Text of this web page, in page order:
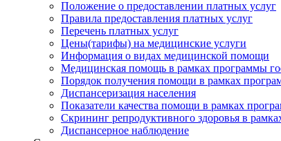
Положение о предоставлении платных услуг
Правила предоставления платных услуг
Перечень платных услуг
Цены(тарифы) на медицинские услуги
Информация о видах медицинской помощи
Медицинская помощь в рамках программы
Порядок получения помощи в рамках
Диспансеризация населения
Показатели качества помощи в рамках
Скрининг репродуктивного здоровья в
Диспансерное наблюдение